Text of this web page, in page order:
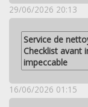
29/06/2026 20:13
Service de
Checklist avant
impeccable
16/06/2026 01:15